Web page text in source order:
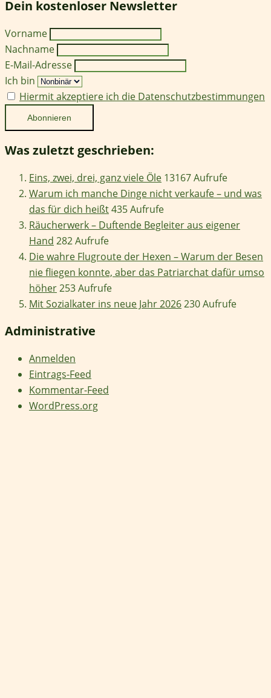
Dein kostenloser Newsletter
Vorname
Nachname
E-Mail-Adresse
Ich bin
Hiermit akzeptiere ich die Datenschutzbestimmungen
Was zuletzt geschrieben:
Eins, zwei, drei, ganz viele Öle 13167 Aufrufe
Warum ich manche Dinge nicht verkaufe – und was
das für dich heißt435 Aufrufe
Räucherwerk – Duftende Begleiter aus eigener
Hand 282 Aufrufe
Die wahre Flugroute der Hexen – Warum der Besen
nie fliegen konnte, aber das Patriarchat dafür umso
höher253 Aufrufe
Mit Sozialkater ins neue Jahr 2026230 Aufrufe
Administrative
Anmelden
Eintrags-Feed
Kommentar-Feed
WordPress.org